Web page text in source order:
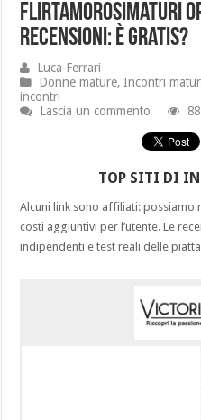
Flirtamorosimaturi
recensioni: è gratis?
Luca Ferrari
Donne mature,Incontri
incontri
Lascia un commento
TOP SITI DI
Alcuni link sono affiliati: possiamo
costi aggiuntivi per l’utente. Le
indipendenti e test reali delle